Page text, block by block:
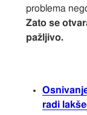
problema
Zato se
pažljivo.
radi